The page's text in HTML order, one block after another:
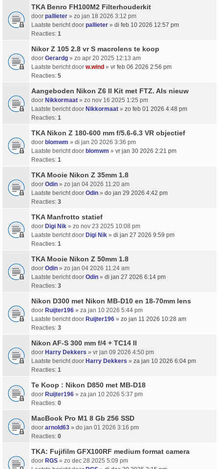
TKA Benro FH100M2 Filterhouderkit
door pallieter » zo jan 18 2026 3:12 pm
Laatste bericht door pallieter » di feb 10 2026 12:57 pm
Reacties: 1
Nikor Z 105 2.8 vr S macrolens te koop
door Gerardg » zo apr 20 2025 12:13 am
Laatste bericht door w.wind » vr feb 06 2026 2:56 pm
Reacties: 5
Aangeboden Nikon Z6 II Kit met FTZ. Als nieuw
door Nikkormaat » zo nov 16 2025 1:25 pm
Laatste bericht door Nikkormaat » zo feb 01 2026 4:48 pm
Reacties: 1
TKA Nikon Z 180-600 mm f/5.6-6.3 VR objectief
door blomwm » di jan 20 2026 3:36 pm
Laatste bericht door blomwm » vr jan 30 2026 2:21 pm
Reacties: 1
TKA Mooie Nikon Z 35mm 1.8
door Odin » zo jan 04 2026 11:20 am
Laatste bericht door Odin » do jan 29 2026 4:42 pm
Reacties: 3
TKA Manfrotto statief
door Digi Nik » zo nov 23 2025 10:08 pm
Laatste bericht door Digi Nik » di jan 27 2026 9:59 pm
Reacties: 1
TKA Mooie Nikon Z 50mm 1.8
door Odin » zo jan 04 2026 11:24 am
Laatste bericht door Odin » di jan 27 2026 6:14 pm
Reacties: 3
Nikon D300 met Nikon MB-D10 en 18-70mm lens
door Ruijter196 » za jan 10 2026 5:44 pm
Laatste bericht door Ruijter196 » zo jan 11 2026 10:28 am
Reacties: 3
Nikon AF-S 300 mm f/4 + TC14 II
door Harry Dekkers » vr jan 09 2026 4:50 pm
Laatste bericht door Harry Dekkers » za jan 10 2026 6:04 pm
Reacties: 1
Te Koop : Nikon D850 met MB-D18
door Ruijter196 » za jan 10 2026 5:37 pm
Reacties: 0
MacBook Pro M1 8 Gb 256 SSD
door arnold63 » do jan 01 2026 3:16 pm
Reacties: 0
TKA: Fujifilm GFX100RF medium format camera
door RGS » zo dec 28 2025 5:09 pm